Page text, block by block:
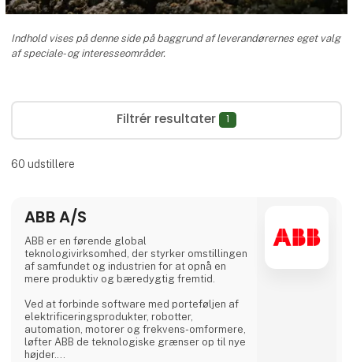
Indhold vises på denne side på baggrund af leverandørernes eget valg
af speciale- og interesseområder.
Filtrér resultater 1
60 udstillere
ABB A/S
ABB er en førende global
teknologivirksomhed, der styrker omstillingen
af samfundet og industrien for at opnå en
mere produktiv og bæredygtig fremtid.
Ved at forbinde software med porteføljen af
elektrificeringsprodukter, robotter,
automation, motorer og frekvens-omformere,
løfter ABB de teknologiske grænser op til nye
højder.